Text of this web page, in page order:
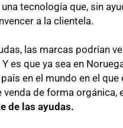
tecnología que, sin
a la clientela.
las marcas podrían
es que ya sea en
en el mundo en el que
venda de forma orgánica,
de las ayudas.